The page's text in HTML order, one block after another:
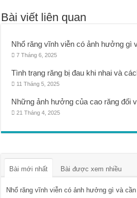
Bài viết liên quan
Nhổ răng vĩnh viễn có ảnh hưởng gì
7 Tháng 6, 2025
Tình trạng răng bị đau khi nhai và
11 Tháng 5, 2025
Những ảnh hưởng của cao răng đối
21 Tháng 4, 2025
Bài mới nhất Bài được xem nhiều
Nhổ răng vĩnh viễn có ảnh hưởng gì và